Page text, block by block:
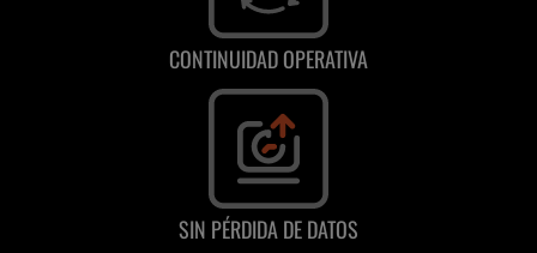
CONTINUIDAD OPERATIVA
SIN PÉRDIDA DE DATOS